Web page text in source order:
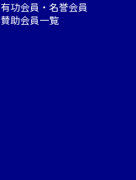
有功会員・名誉会員
賛助会員一覧